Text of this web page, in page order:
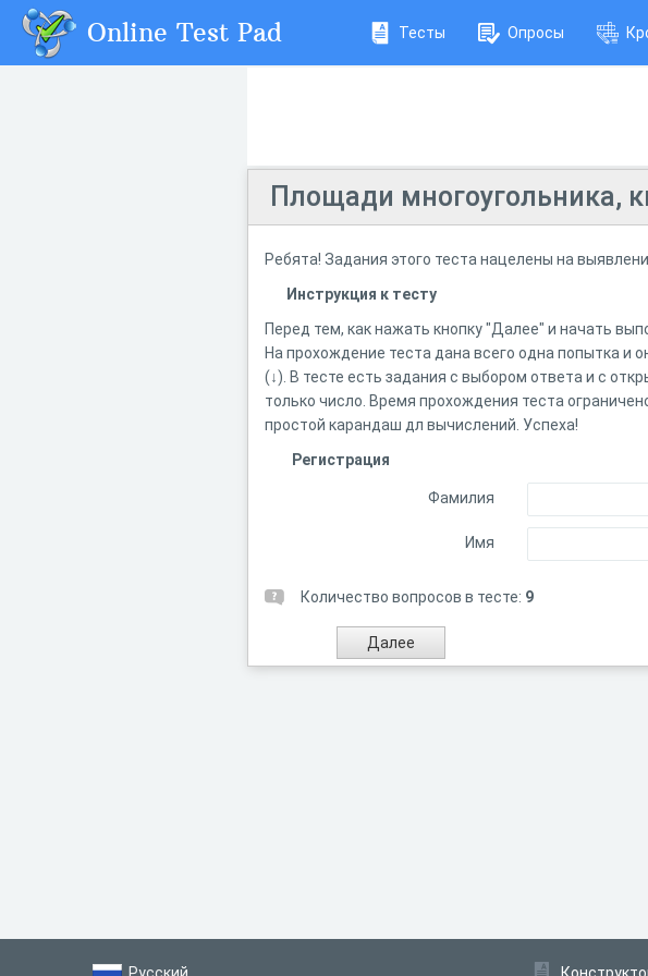
Online Test Pad Тесты Опросы
Площади многоугольника,
Ребята! Задания этого теста нацелены на
Инструкция к тесту
Перед тем, как нажать кнопку "Далее" и начать
На прохождение теста дана всего одна попытка и
(↓). В тесте есть задания с выбором ответа и с
только число. Время прохождения теста
простой карандаш дл вычислений. Успеха!
Регистрация
Фамилия
Имя
Количество вопросов в тесте: 9